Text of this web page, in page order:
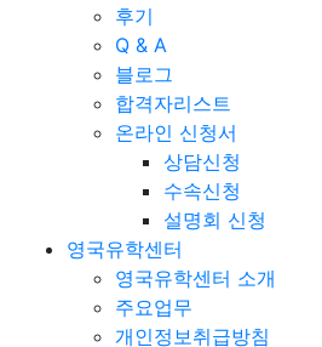
후기
Q & A
블로그
합격자리스트
온라인 신청서
상담신청
수속신청
설명회 신청
영국유학센터
영국유학센터 소개
주요업무
개인정보취급방침